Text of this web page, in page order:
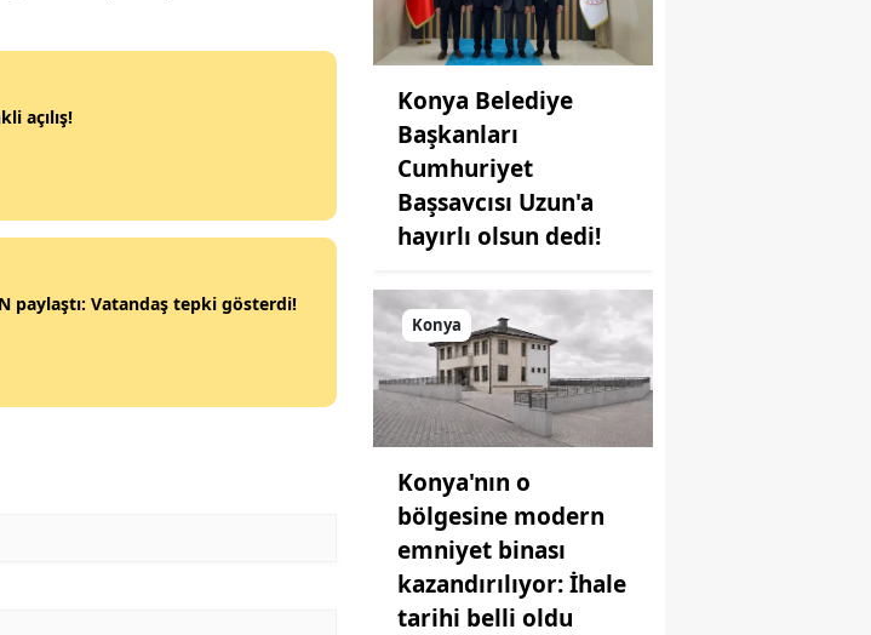
Eskişehir
Hatay
Mersin
açılış!
paylaştı: Vatandaş tepki gösterdi!
Konya Belediye
Başkanları
Cumhuriyet
Başsavcısı Uzun'a
hayırlı olsun dedi!
Konya
Konya'nın o
bölgesine modern
emniyet binası
kazandırılıyor: İhale
tarihi belli oldu